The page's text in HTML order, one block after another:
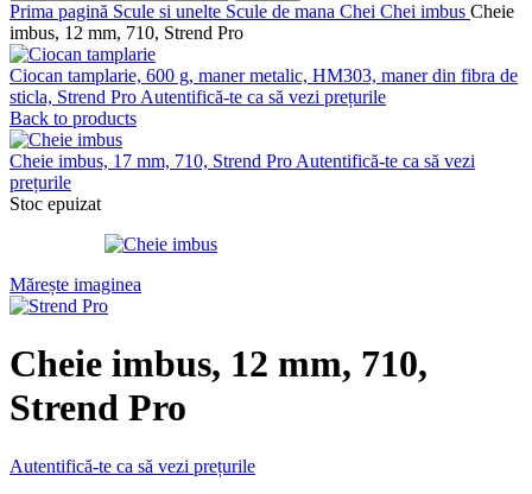
Prima pagină Scule si unelte Scule de mana Chei Chei imbus Cheie
imbus, 12 mm, 710, Strend Pro
Ciocan tamplarie, 600 g, maner metalic, HM303, maner din fibra de
sticla, Strend Pro Autentifică-te ca să vezi prețurile
Back to products
Cheie imbus, 17 mm, 710, Strend Pro Autentifică-te ca să vezi
prețurile
Stoc epuizat
Mărește imaginea
Cheie imbus, 12 mm, 710,
Strend Pro
Autentifică-te ca să vezi prețurile